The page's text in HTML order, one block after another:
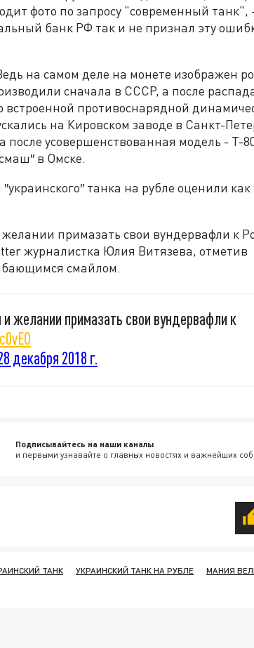
фото по запросу "современный
банк РФ так и не признал эту
на самом деле на монете изображен
сначала в СССР, а после
противоснарядной
на Кировском заводе в Санкт-
после усовершенствованная модель - Т-
в Омске.
танка на рубле оценили
примазать свои вундервафли к
журналистка Юлия Витязева, отметив
смайлом.
желании примазать свои вундервафли к
декабря 2018 г.
Подписывайтесь на наши каналы
и первыми узнавайте о главных новостях и важнейших
ТАНК УКРАИНСКИЙ ТАНК НА РУБЛЕ МАНИЯ